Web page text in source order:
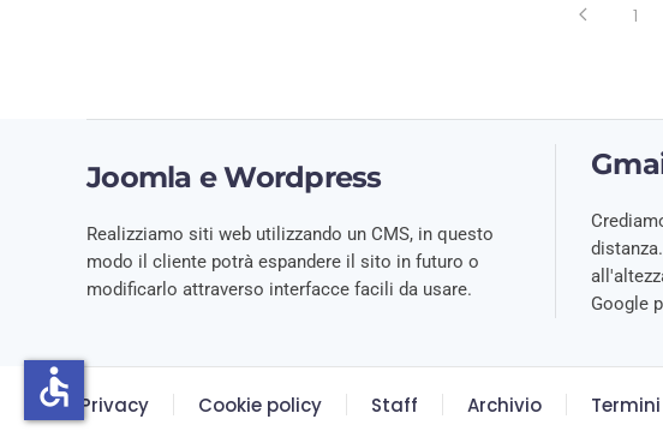
1
Joomla e Wordpress
Realizziamo siti web utilizzando un CMS, in questo
modo il cliente potrà espandere il sito in futuro o
modificarlo attraverso interfacce facili da usare.
Google
Privacy Cookie policy Staff Archivio
accessible